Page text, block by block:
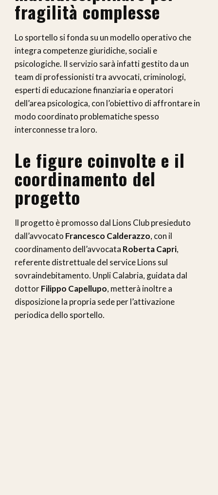
fragilità complesse
Lo sportello si fonda su un modello operativo che
integra competenze giuridiche, sociali e
psicologiche. Il servizio sarà infatti gestito da un
team di professionisti tra avvocati, criminologi,
esperti di educazione finanziaria e operatori
dell’area psicologica, con l’obiettivo di affrontare in
modo coordinato problematiche spesso
interconnesse tra loro.
Le figure coinvolte e il
coordinamento del
progetto
Il progetto è promosso dal Lions Club presieduto
dall’avvocato Francesco Calderazzo, con il
coordinamento dell’avvocata Roberta Capri,
referente distrettuale del service Lions sul
sovraindebitamento. Unpli Calabria, guidata dal
dottorFilippo Capellupo, metterà inoltre a
disposizione la propria sede per l’attivazione
periodica dello sportello.